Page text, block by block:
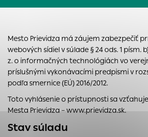
Mesto Prievidza má záujem zabezpečiť
webových sídiel v súlade § 24 ods. 1 písm.
z. o informačných technológiách vo
príslušnými vykonávacími predpismi v
podľa smernice (EÚ) 2016/2012.
Toto vyhlásenie o prístupnosti sa
Mesta Prievidza – www.prievidza.sk.
Stav súladu
zapamätoval Vaše prihlásenie alebo
Vyberte úroveň cookies, ktorú
Technické cookies
Technické súbory cookie sú pre
pomáhajú urobiť webové stránky
umožňujú základné funkcie, ako je
prístup k zabezpečeným oblastiam
týchto súborov cookie nemôže web
Analytické cookies